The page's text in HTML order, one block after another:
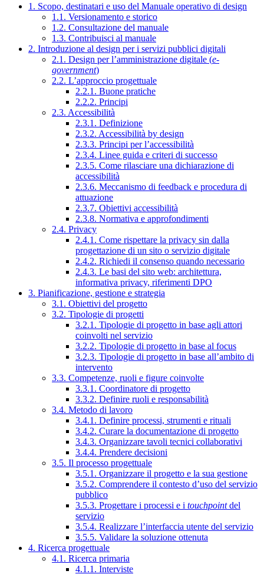
1. Scopo, destinatari e uso del Manuale operativo di design
1.1. Versionamento e storico
1.2. Consultazione del manuale
1.3. Contribuisci al manuale
2. Introduzione al design per i servizi pubblici digitali
2.1. Design per l’amministrazione digitale (e-
government)
2.2. L’approccio progettuale
2.2.1. Buone pratiche
2.2.2. Principi
2.3. Accessibilità
2.3.1. Definizione
2.3.2. Accessibilità by design
2.3.3. Principi per l’accessibilità
2.3.4. Linee guida e criteri di successo
2.3.5. Come rilasciare una dichiarazione di
accessibilità
2.3.6. Meccanismo di feedback e procedura di
attuazione
2.3.7. Obiettivi accessibilità
2.3.8. Normativa e approfondimenti
2.4. Privacy
2.4.1. Come rispettare la privacy sin dalla
progettazione di un sito o servizio digitale
2.4.2. Richiedi il consenso quando necessario
2.4.3. Le basi del sito web: architettura,
informativa privacy, riferimenti DPO
3. Pianificazione, gestione e strategia
3.1. Obiettivi del progetto
3.2. Tipologie di progetti
3.2.1. Tipologie di progetto in base agli attori
coinvolti nel servizio
3.2.2. Tipologie di progetto in base al focus
3.2.3. Tipologie di progetto in base all’ambito di
intervento
3.3. Competenze, ruoli e figure coinvolte
3.3.1. Coordinatore di progetto
3.3.2. Definire ruoli e responsabilità
3.4. Metodo di lavoro
3.4.1. Definire processi, strumenti e rituali
3.4.2. Curare la documentazione di progetto
3.4.3. Organizzare tavoli tecnici collaborativi
3.4.4. Prendere decisioni
3.5. Il processo progettuale
3.5.1. Organizzare il progetto e la sua gestione
3.5.2. Comprendere il contesto d’uso del servizio
pubblico
3.5.3. Progettare i processi e i touchpointdel
servizio
3.5.4. Realizzare l’interfaccia utente del servizio
3.5.5. Validare la soluzione ottenuta
4. Ricerca progettuale
4.1. Ricerca primaria
4.1.1. Interviste